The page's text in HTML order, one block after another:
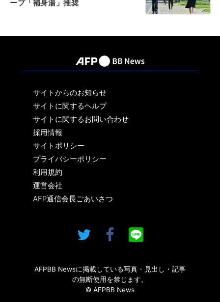
ープ「補身湯」推奨
サイトからのお知らせ
サイトに関するヘルプ
サイトに関するお問い合わせ
採用情報
サイトポリシー
プライバシーポリシー
利用規約
運営会社
AFP通信会長ごあいさつ
AFPBB Newsに掲載している写真・見出し・記事
の無断使用を禁じます。
© AFPBB News